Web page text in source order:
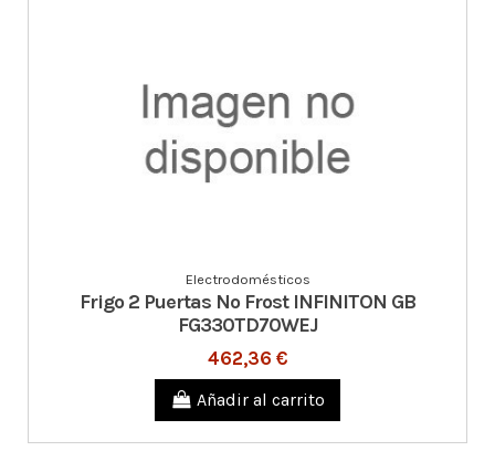
Electrodomésticos
Frigo 2 Puertas No Frost INFINITON GB
FG330TD70WEJ
462,36 €
Añadir al carrito